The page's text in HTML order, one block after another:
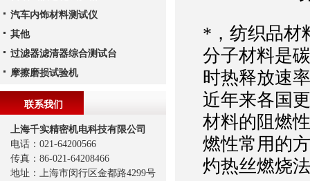
*，纺织品材
分子材料是
时热释放速
近年来各国
材料的阻燃
燃性常用的
灼热丝燃烧
汽车内饰材料测试仪
其他
过滤器滤清器综合测试台
摩擦磨损试验机
联系我们
上海千实精密机电科技有限公司
电话：021-64200566
传真：86-021-64208466
地址：上海市闵行区金都路4299号